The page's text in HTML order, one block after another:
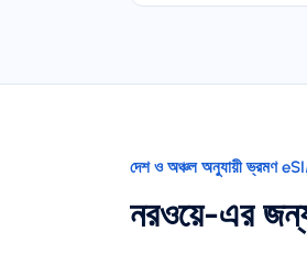
দেশ ও অঞ্চল অনুযায়ী ভ্রমণ
নরওয়ে-এর